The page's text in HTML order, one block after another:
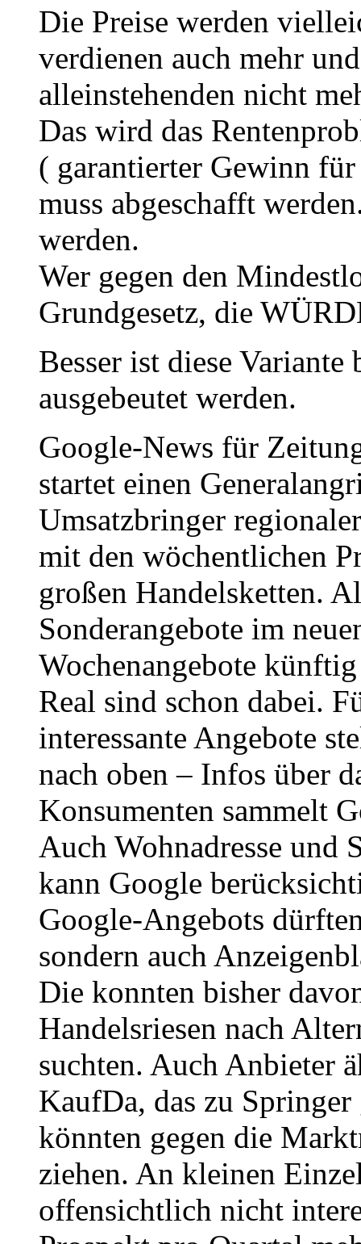
Die Preise werden
verdienen auch mehr
alleinstehenden nicht
Das wird das
( garantierter Gewinn
muss abgeschafft
werden.
Wer gegen den
Grundgesetz, die
Besser ist diese
ausgebeutet werden.
Google-News für
startet einen
Umsatzbringer
mit den wöchentlichen
großen Handelsketten.
Sonderangebote im
Wochenangebote
Real sind schon dabei.
interessante Angebote
nach oben – Infos über
Konsumenten sammelt
Auch Wohnadresse und
kann Google
Google-Angebots
sondern auch
Die konnten bisher
Handelsriesen nach
suchten. Auch Anbieter
KaufDa, das zu
könnten gegen die
ziehen. An kleinen
offensichtlich nicht